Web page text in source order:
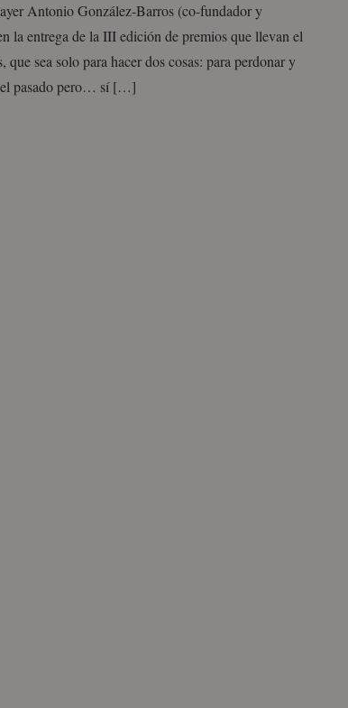
Antonio González-Barros (co-fundador y
la entrega de la III edición de premios que llevan el
sea solo para hacer dos cosas: para perdonar y
el pasado pero… sí […]